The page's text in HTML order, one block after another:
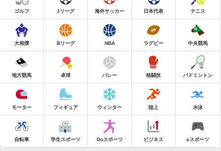
ゴルフ Jリーグ 海外サッカー 日本代表 テニス
大相撲 Bリーグ NBA ラグビー 中央競馬
地方競馬 卓球 バレー 格闘技 バドミントン
モーター フィギュア ウィンター 陸上 水泳
自転車 学生スポーツ Doスポーツ ビジネス eスポーツ